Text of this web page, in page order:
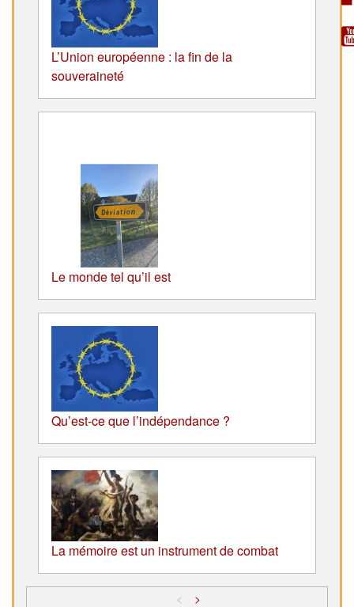
L’Union européenne : la fin de la
souveraineté
Le monde tel qu’il est
Qu’est-ce que l’indépendance ?
La mémoire est un instrument de combat
< >